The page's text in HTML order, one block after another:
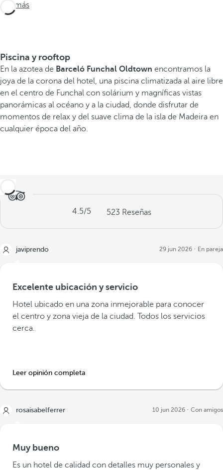
Ver más
Piscina y rooftop
En la azotea de Barceló Funchal Oldtown encontramos la
joya de la corona del hotel, una piscina climatizada al aire libre
en el centro de Funchal con solárium y magníficas vistas
panorámicas al océano y a la ciudad, donde disfrutar de
momentos de relax y del suave clima de la isla de Madeira en
cualquier época del año.
4.5/5 523 Reseñas
javiprendo 29 jun 2026 En pareja
Excelente ubicación y servicio
Hotel ubicado en una zona inmejorable para conocer
el centro y zona vieja de la ciudad. Todos los servicios
cerca.
Leer opinión completa
rosaisabelferrer 10 jun 2026 Con amigos
Muy bueno
Es un hotel de calidad con detalles muy personales y